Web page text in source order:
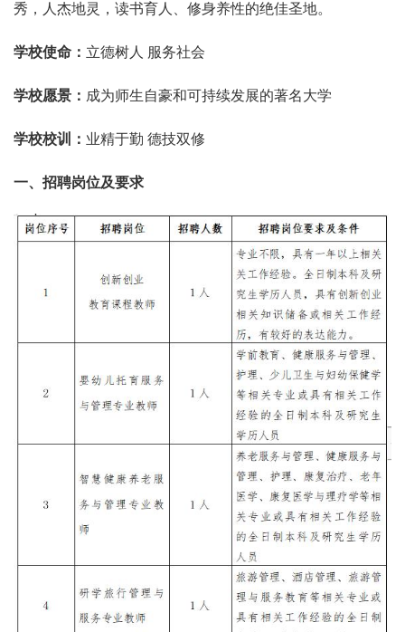
秀，人杰地灵，读书育人、修身养性的绝佳圣地。
学校使命： 立德树人 服务社会
学校愿景： 成为师生自豪和可持续发展的著名大学
学校校训： 业精于勤 德技双修
一、招聘岗位及要求